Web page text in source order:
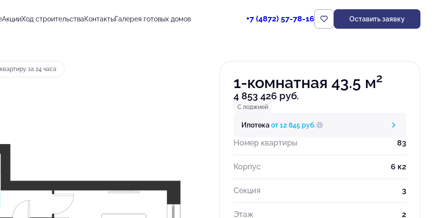
АкцииХод строительстваКонтактыГалерея готовых домов +7 (4872) 57-78-16 Оставить заявку
845 руб. Забронировать
за 24 часа
1-комнатная 43.5 м2
4 853 426 руб.
С лоджией
Ипотекаот 12 845 руб.
Номер квартиры 83
Корпус 6 к2
Секция 3
Этаж 2